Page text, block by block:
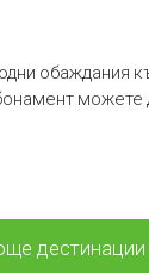
обаждания
дестинации